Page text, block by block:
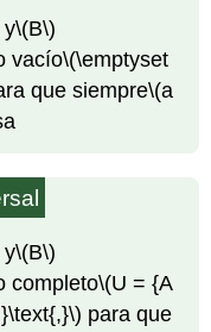
y\(B\)
vacío\(\emptyset
que siempre\(a
y\(B\)
completo\(U = {A
para que